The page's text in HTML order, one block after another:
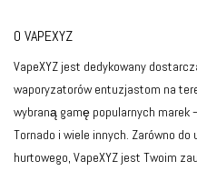
O VAPEXYZ
VapeXYZ jest dedykowany
waporyzatorów entuzjastom na
wybraną gamę popularnych marek
Tornado i wiele innych. Zarówno
hurtowego, VapeXYZ jest Twoim